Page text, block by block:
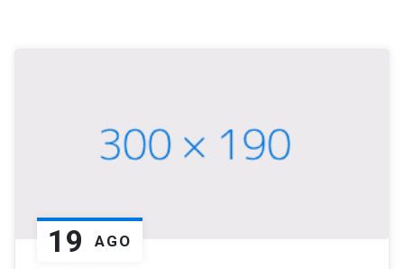
19 AGO